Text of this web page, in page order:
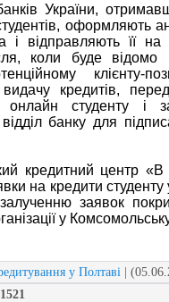
України,
оформляють
і відправляють її
коли буде
клієнту-
кредитів,
онлайн студенту і
банку для
кредитний центр
на кредити студенту
заявок
у
у Полтаві |
1521